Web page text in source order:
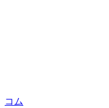
コム